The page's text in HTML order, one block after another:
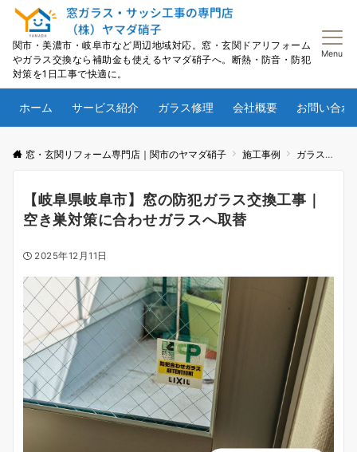
関市・美濃市・岐阜市など周辺地域対応。窓・玄関ドアリフォーム
やガラス交換なら補助金も使えるヤマダ硝子へ。断熱・防音・防犯
対策を1日工事で快適に。
Menu
ホーム サービス紹介 ガラス修理 会社概要 お問い合わ
窓・玄関リフォーム専門店｜関市のヤマダ硝子 施工事例 ガラス
【岐阜県岐阜市】窓の防犯ガラス交換工事｜
空き巣対策に合わせガラスへ取替
2025年12月11日